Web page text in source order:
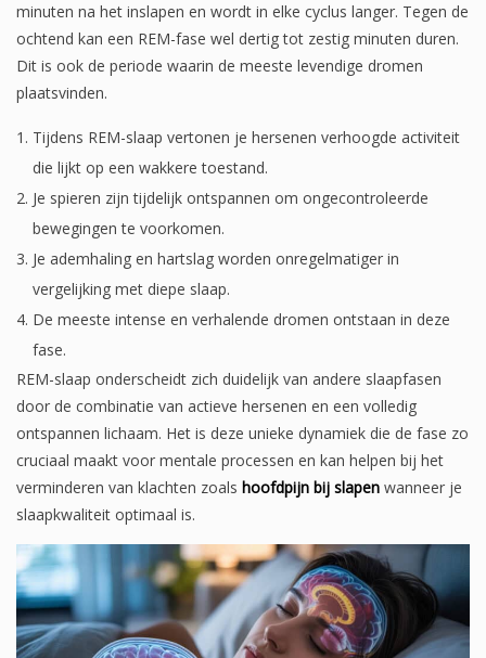
minuten na het inslapen en wordt in elke cyclus langer. Tegen de
ochtend kan een REM-fase wel dertig tot zestig minuten duren.
Dit is ook de periode waarin de meeste levendige dromen
plaatsvinden.
Tijdens REM-slaap vertonen je hersenen verhoogde activiteit
die lijkt op een wakkere toestand.
Je spieren zijn tijdelijk ontspannen om ongecontroleerde
bewegingen te voorkomen.
Je ademhaling en hartslag worden onregelmatiger in
vergelijking met diepe slaap.
De meeste intense en verhalende dromen ontstaan in deze
fase.
REM-slaap onderscheidt zich duidelijk van andere slaapfasen
door de combinatie van actieve hersenen en een volledig
ontspannen lichaam. Het is deze unieke dynamiek die de fase zo
cruciaal maakt voor mentale processen en kan helpen bij het
verminderen van klachten zoals hoofdpijn bij slapen wanneer je
slaapkwaliteit optimaal is.